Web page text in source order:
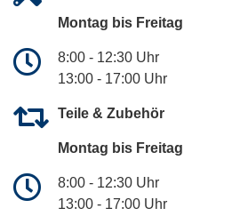
Montag bis Freitag
8:00 - 12:30 Uhr
13:00 - 17:00 Uhr
Teile & Zubehör
Montag bis Freitag
8:00 - 12:30 Uhr
13:00 - 17:00 Uhr